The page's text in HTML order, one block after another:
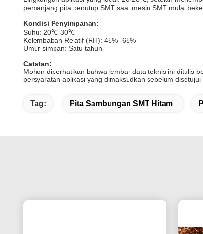
pemanjang pita penutup SMT saat mesin SMT mulai
Kondisi Penyimpanan:
Suhu: 20℃-30℃
Kelembaban Relatif (RH): 45% -65%
Umur simpan: Satu tahun
Catatan:
Mohon diperhatikan bahwa lembar data teknis ini ditulis
persyaratan aplikasi yang dimaksudkan sebelum disetujui
Tag: Pita Sambungan SMT Hitam